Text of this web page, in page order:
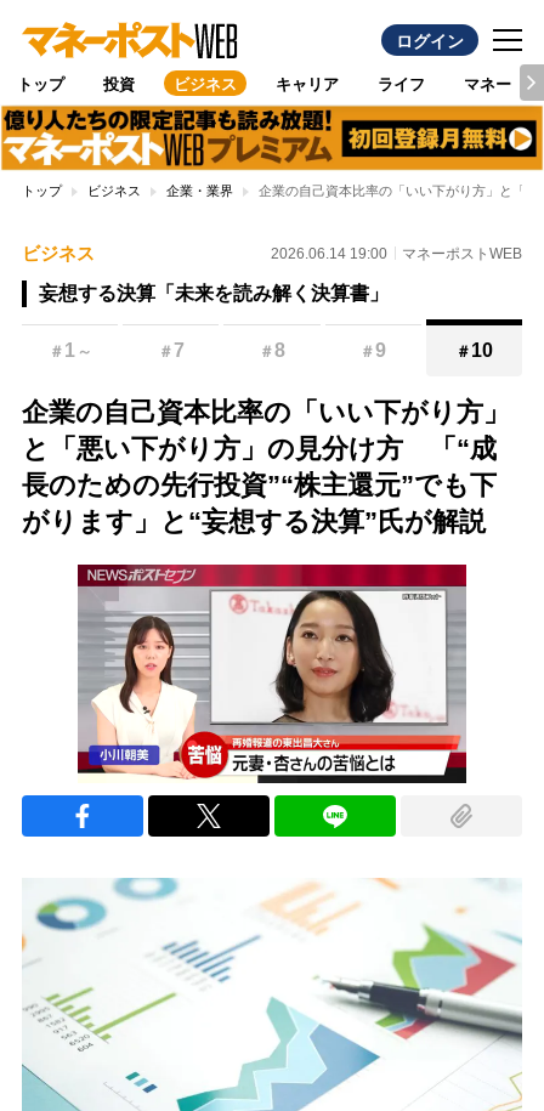
ログイン
トップ 投資 ビジネス キャリア ライフ マネー
トップ ビジネス 企業・業界 企業の自己資本比率の「いい下がり方」と「
ビジネス 2026.06.14 19:00 マネーポストWEB
妄想する決算「未来を読み解く決算書」
＃ 1 ～ ＃7 ＃8 ＃9 ＃ 10
企業の自己資本比率の「いい下がり方」
と「悪い下がり方」の見分け方 「“成
長のための先行投資”“株主還元”でも下
がります」と“妄想する決算”氏が解説